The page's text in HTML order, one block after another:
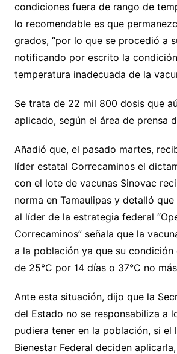
condiciones fuera de rango de
lo recomendable es que
grados, “por lo que se procedió a
notificando por escrito la
temperatura inadecuada de la
Se trata de 22 mil 800 dosis que
aplicado, según el área de prensa
Añadió que, el pasado martes,
líder estatal Correcaminos el
con el lote de vacunas Sinovac
norma en Tamaulipas y detalló
al líder de la estrategia federal
Correcaminos” señala que la
a la población ya que su
de 25°C por 14 días o 37°C no
Ante esta situación, dijo que la
del Estado no se responsabiliza a
pudiera tener en la población, si el
Bienestar Federal deciden